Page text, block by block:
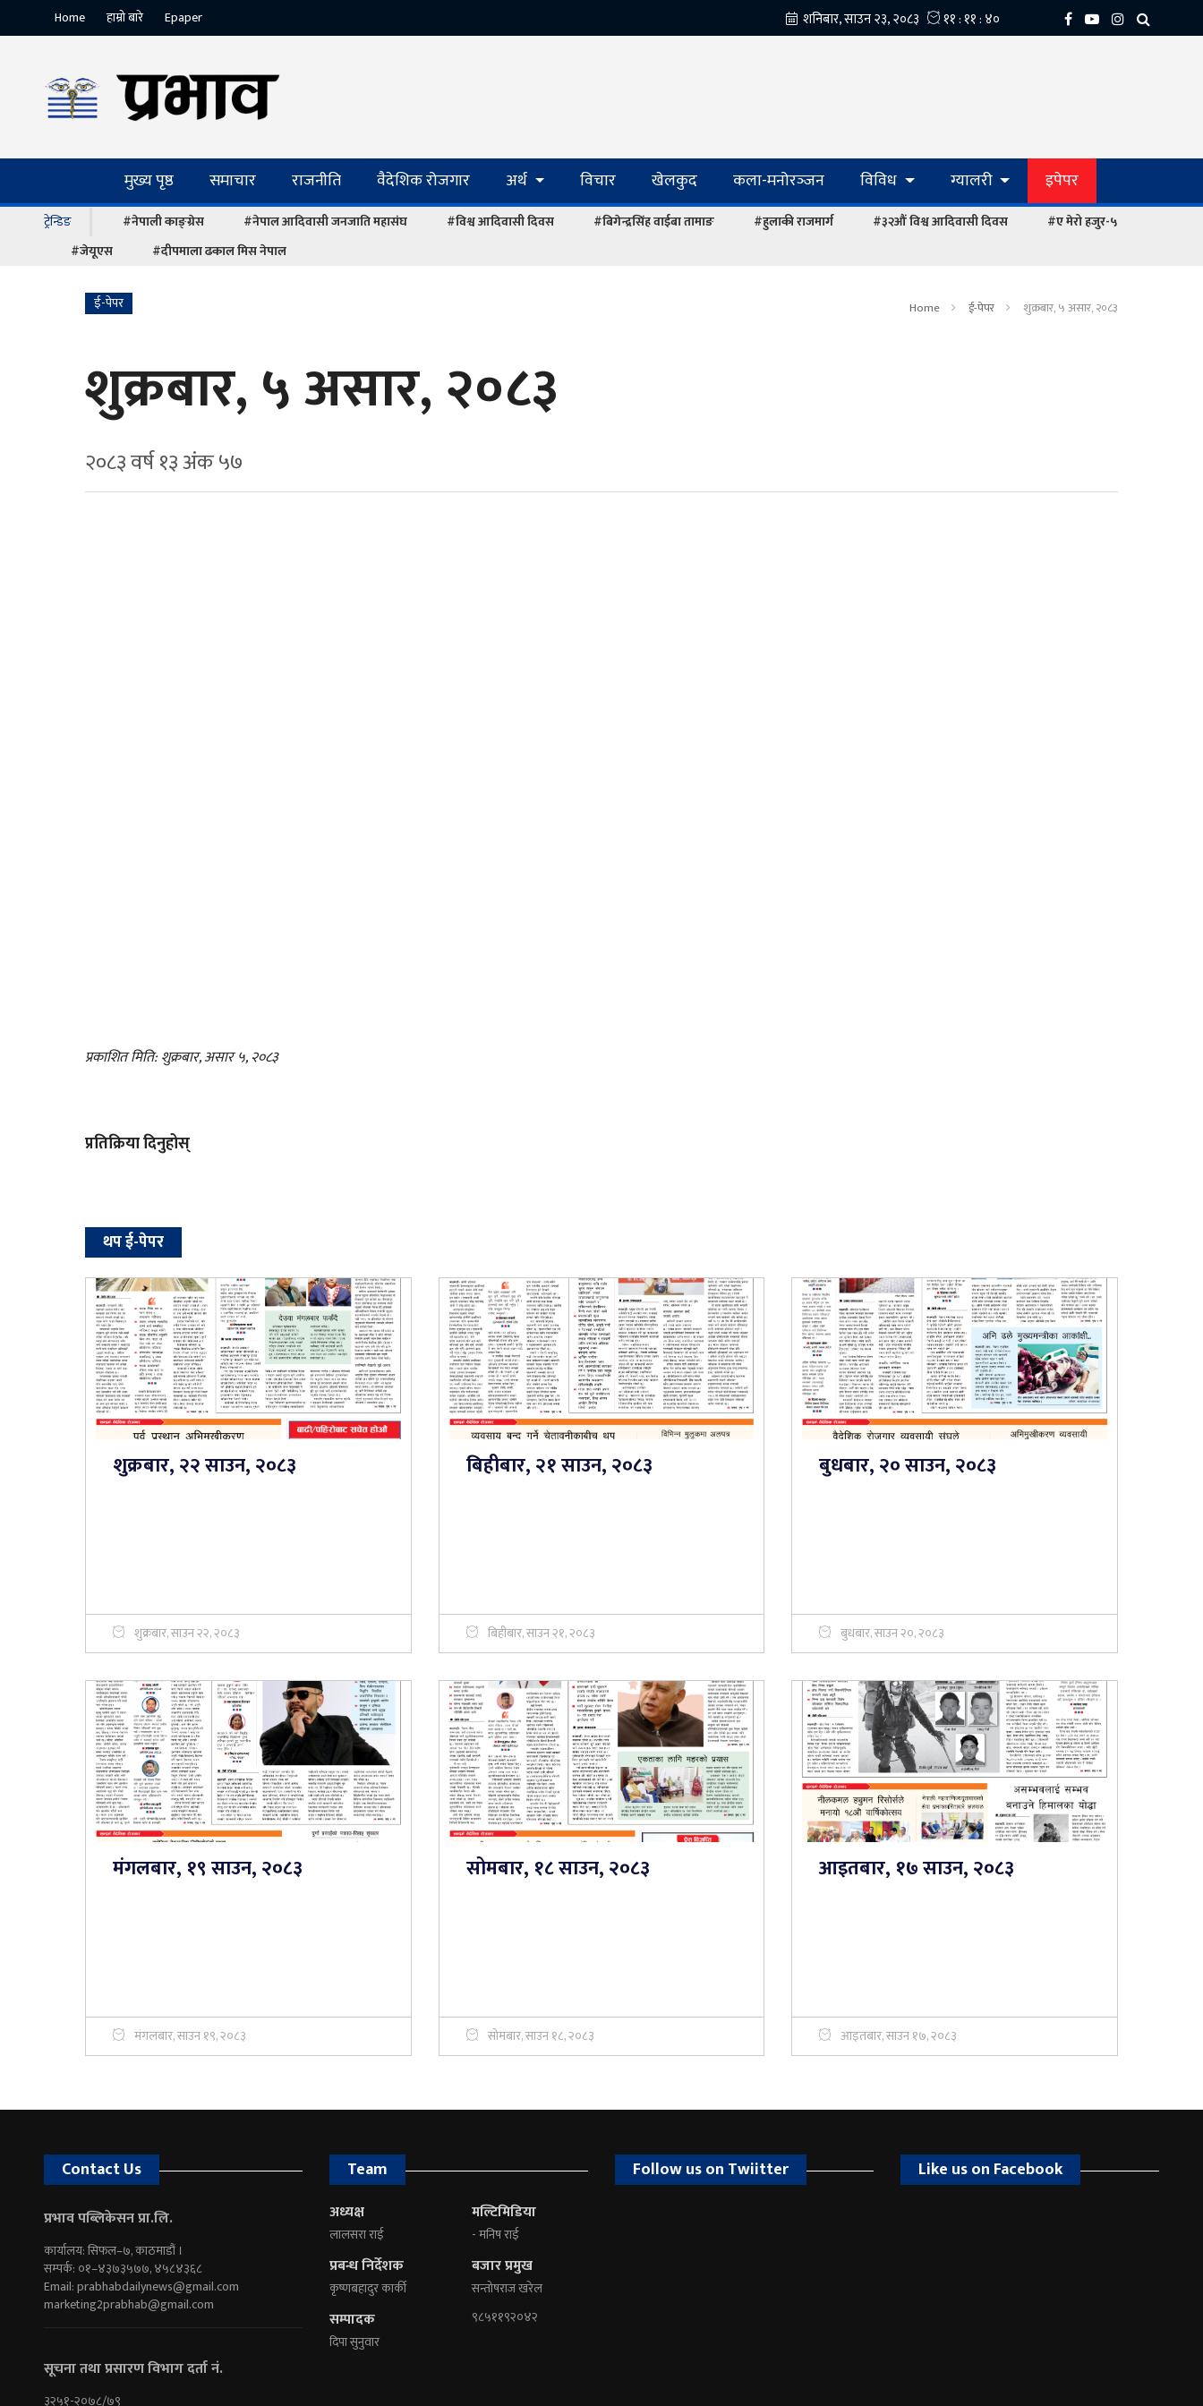
Home हाम्रो बारे Epaper
मुख्य पृष्ठ समाचार राजनीति वैदेशिक रोजगार अर्थ विचार खेलकुद कला-मनोरञ्‍जन विविध ग्यालरी इपेपर
ट्रेन्डिङ #नेपाली काङ्ग्रेस #नेपाल आदिवासी जनजाति महासंघ #विश्व आदिवासी दिवस #बिगेन्द्रसिंह वाईबा तामाङ #हुलाकी राजमार्ग #३२औं विश्व आदिवासी दिवस
#ए मेरो हजुर-५
#जेयूएस
#दीपमाला ढकाल मिस नेपाल
ई-पेपर Home ई-पेपर शुक्रबार, ५ असार, २०८३
शुक्रबार, ५ असार, २०८३
२०८३ वर्ष १३ अ‍ंक ५७
प्रकाशित मिति: शुक्रबार, असार ५, २०८३
प्रतिक्रिया दिनुहोस्
थप ई-पेपर
शुक्रबार, २२ साउन, २०८३
शुक्रबार, साउन २२, २०८३
बिहीबार, २१ साउन, २०८३
बिहीबार, साउन २१, २०८३
बुधबार, २० साउन, २०८३
बुधबार, साउन २०, २०८३
मंगलबार, १९ साउन, २०८३
मंगलबार, साउन १९, २०८३
सोमबार, १८ साउन, २०८३
सोमबार, साउन १८, २०८३
आइतबार, १७ साउन, २०८३
आइतबार, साउन १७, २०८३
Contact Us
प्रभाव पब्लिकेसन प्रा.लि.
कार्यालय: सिफल–७, काठमाडौं ।
सम्पर्क: ०१–४३७३५७७, ४५८४३६८
Email:prabhabdailynews@gmail.com
marketing2prabhab@gmail.com
सूचना तथा प्रसारण विभाग दर्ता नं.
३२५१-२०७८/७९
Team
अध्यक्ष
लालसरा राई
प्रबन्ध निर्देशक
कृष्णबहादुर कार्की
सम्पादक
दिपा सुनुवार
मल्टिमिडिया
- मनिष राई
बजार प्रमुख
सन्तोषराज खरेल
९८५११९२०४२
Follow us on Twiitter Like us on Facebook